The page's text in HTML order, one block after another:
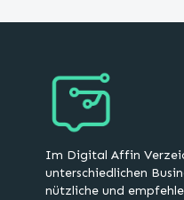
Im Digital Affin
unterschiedlichen
nützliche und